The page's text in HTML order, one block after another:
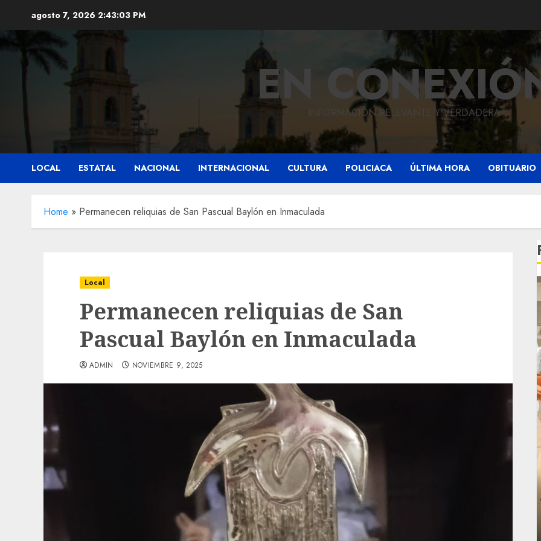
contenido
agosto 7, 2026 2:43:05 PM
ENINFORMACIÓN RELEVANTE Y VERDADERA.
LOCAL ESTATAL NACIONAL INTERNACIONAL CULTURA POLICIACA ÚLTIMA HORA OBITUARIO
Home » Permanecen reliquias de San Pascual Baylón en Inmaculada
Local
Permanecen reliquias de San
Pascual Baylón en Inmaculada
ADMIN NOVIEMBRE 9, 2025
Local
Obra de pavimentación de San Marcial será
mejorada. Interviene CASF
0
Local
Reviven la historia de Fortín, con exposición
de la cronista Minerva Salas.
ADMIN JULIO 31, 2026